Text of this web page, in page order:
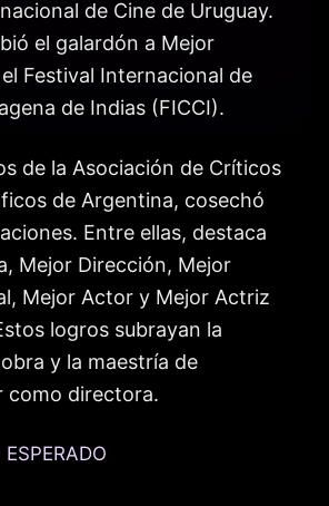
de Cine de Uruguay.
el galardón a Mejor
Festival Internacional de
de Indias (FICCI).
de la Asociación de Críticos
de Argentina, cosechó
Entre ellas, destaca
Mejor Dirección, Mejor
Mejor Actor y Mejor Actriz
logros subrayan la
y la maestría de
como directora.